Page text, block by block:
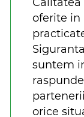
oferite in
suntem
orice